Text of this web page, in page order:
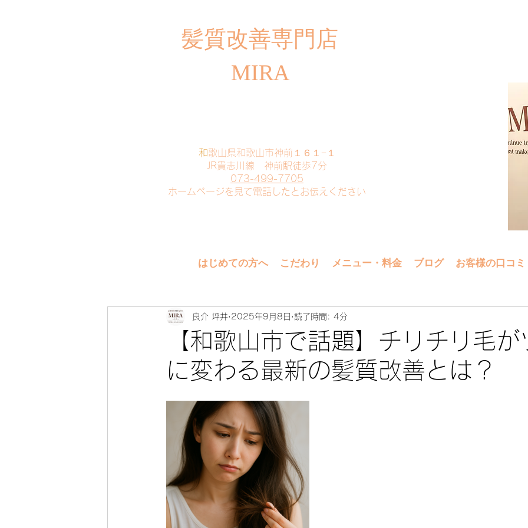
​髪質改善専門店
MIRA
​和歌山県和歌山市神前１６１−１
JR貴志川線 神前駅徒歩7分
073-499-7705
​ホームページを見て電話したとお伝えください
はじめての方へ こだわり メニュー・料金 ブログ お客様の口コミ
【和歌山市で話題】チリチリ毛が
に変わる最新の髪質改善とは？
良介 坪井 2025年9月8日 読了時間: 4分